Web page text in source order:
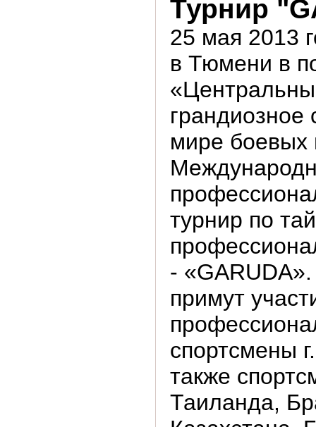
Турнир
25 мая 2013
в Тюмени в
грандиозное
мире боевых
турнир по
-
примут
спортсмены
также
Таиланда,